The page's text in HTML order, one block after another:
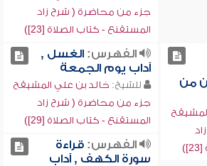
جزء من محاضرة ( شرح زاد
المستقنع - كتاب الصلاة [23])
من
الفهرس:الغسل ,
آداب يوم الجمعة
للشيخ: خالد بن علي المشيقح
جزء من محاضرة ( شرح زاد
المستقنع - كتاب الصلاة [29])
الفهرس:قراءة
سورة الكهف , آداب